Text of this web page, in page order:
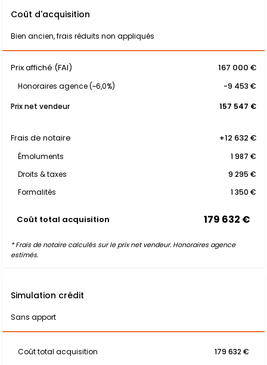
Coût d'acquisition
Bien ancien, frais réduits non appliqués
Prix affiché (FAI) 167 000 €
Honoraires agence (~6,0%)
-9 453 €
Prix net vendeur
157 547 €
Frais de notaire +12 632 €
Émoluments
1 987 €
Droits & taxes
9 295 €
Formalités
1 350 €
Coût total acquisition 179 632 €
* Frais de notaire calculés sur le prix net vendeur. Honoraires agence
estimés.
Simulation crédit
Sans apport
Coût total acquisition 179 632 €